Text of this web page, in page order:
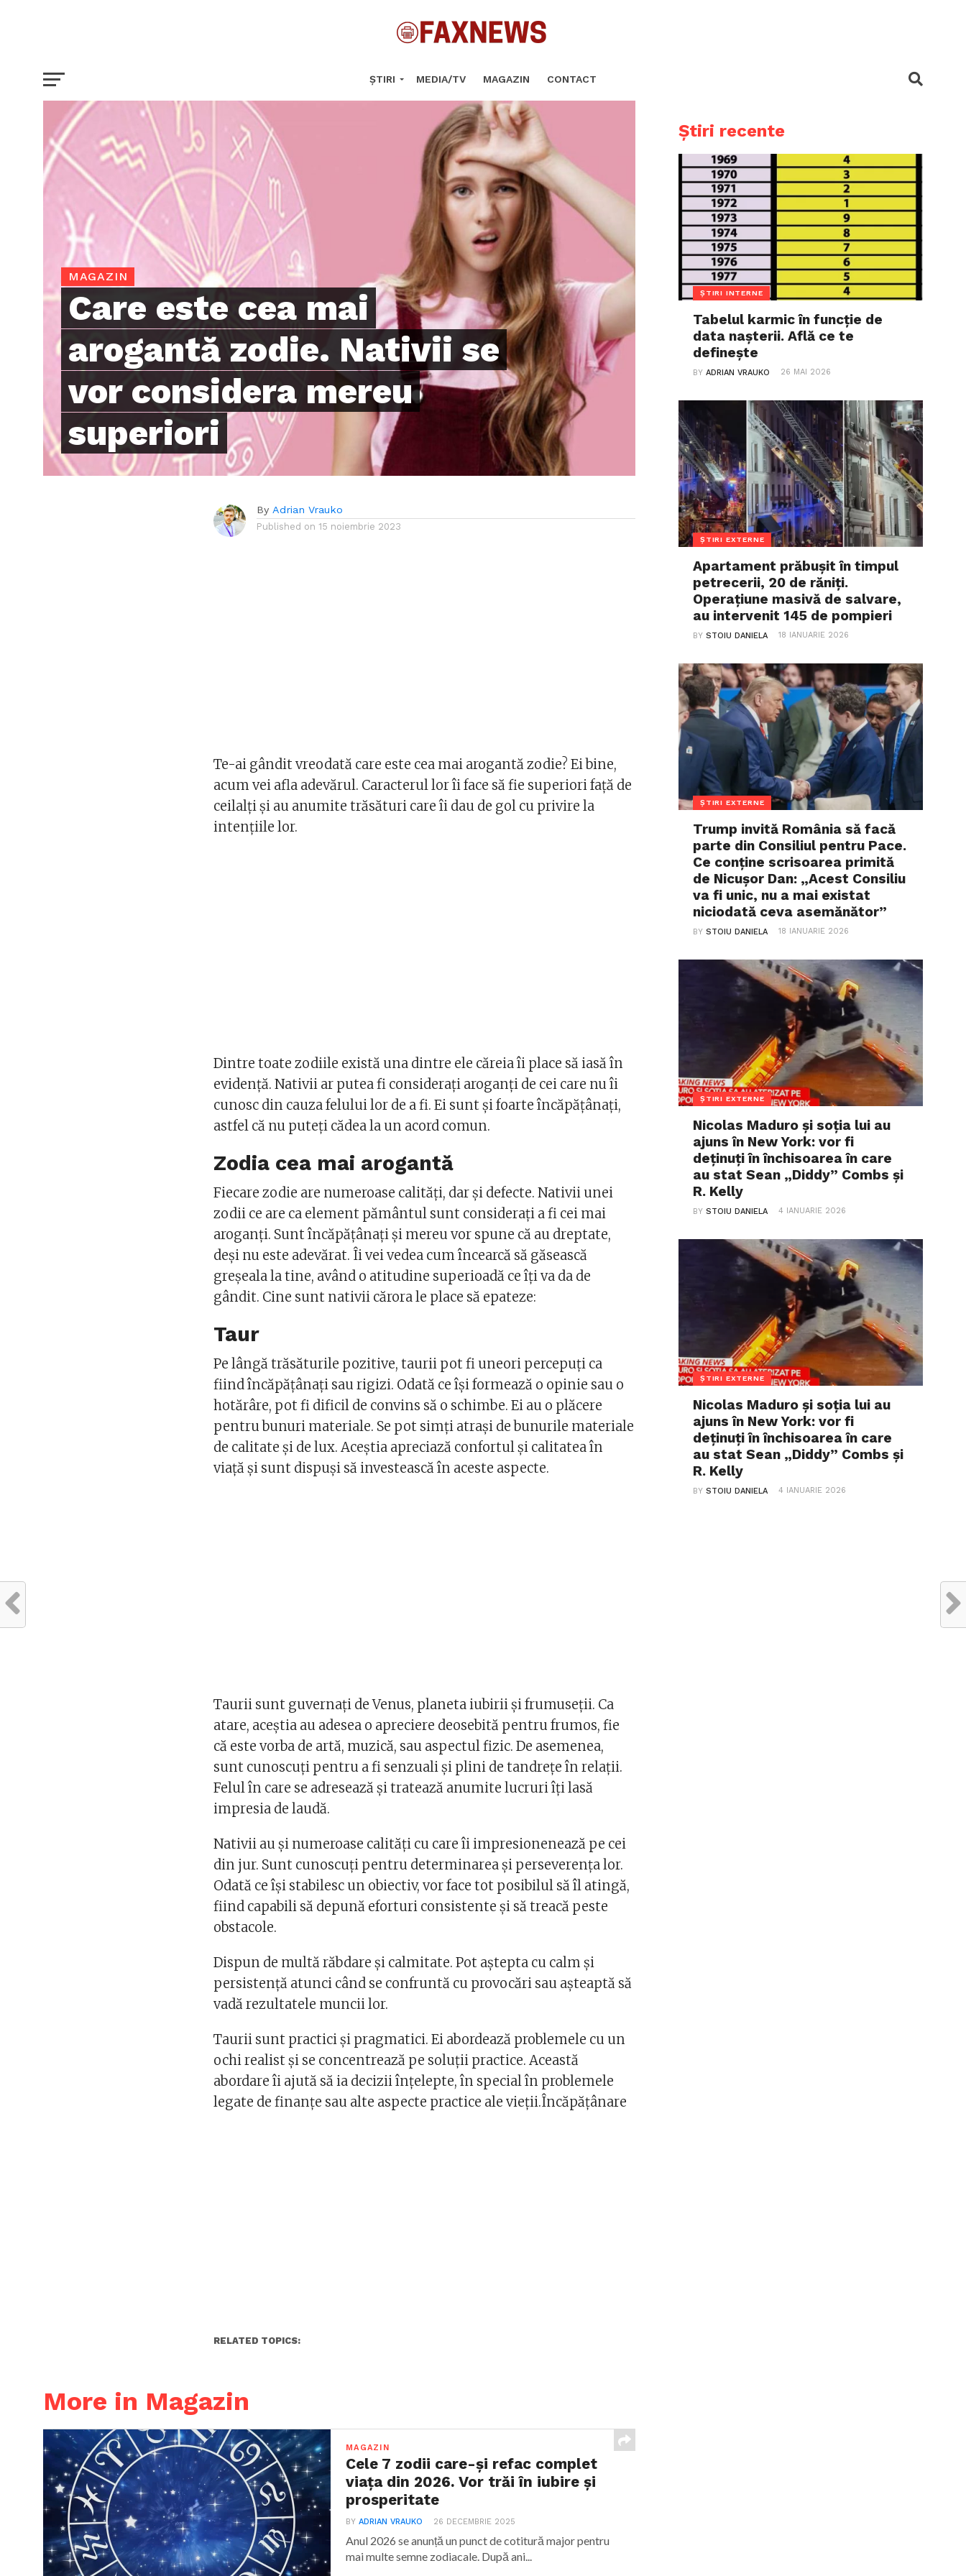
ȘTIRI MEDIA/TV MAGAZIN CONTACT
MAGAZIN
Care este cea mai
arogantă zodie. Nativii se
vor considera mereu
superiori
By Adrian Vrauko
Published on 15 noiembrie 2023
Te-ai gândit vreodată care este cea mai arogantă zodie? Ei bine,
acum vei afla adevărul. Caracterul lor îi face să fie superiori față de
ceilalți și au anumite trăsături care îi dau de gol cu privire la
intențiile lor.
Dintre toate zodiile există una dintre ele căreia îi place să iasă în
evidență. Nativii ar putea fi considerați aroganți de cei care nu îi
cunosc din cauza felului lor de a fi. Ei sunt și foarte încăpățânați,
astfel că nu puteți cădea la un acord comun.
Zodia cea mai arogantă
Fiecare zodie are numeroase calități, dar și defecte. Nativii unei
zodii ce are ca element pământul sunt considerați a fi cei mai
aroganți. Sunt încăpățânați și mereu vor spune că au dreptate,
deși nu este adevărat. Îi vei vedea cum încearcă să găsească
greșeala la tine, având o atitudine superioadă ce îți va da de
gândit. Cine sunt nativii cărora le place să epateze:
Taur
Pe lângă trăsăturile pozitive, taurii pot fi uneori percepuți ca
fiind încăpățânați sau rigizi. Odată ce își formează o opinie sau o
hotărâre, pot fi dificil de convins să o schimbe. Ei au o plăcere
pentru bunuri materiale. Se pot simți atrași de bunurile materiale
de calitate și de lux. Aceștia apreciază confortul și calitatea în
viață și sunt dispuși să investească în aceste aspecte.
Taurii sunt guvernați de Venus, planeta iubirii și frumuseții. Ca
atare, aceștia au adesea o apreciere deosebită pentru frumos, fie
că este vorba de artă, muzică, sau aspectul fizic. De asemenea,
sunt cunoscuți pentru a fi senzuali și plini de tandrețe în relații.
Felul în care se adresează și tratează anumite lucruri îți lasă
impresia de laudă.
Nativii au și numeroase calități cu care îi impresionenează pe cei
din jur. Sunt cunoscuți pentru determinarea și perseverența lor.
Odată ce își stabilesc un obiectiv, vor face tot posibilul să îl atingă,
fiind capabili să depună eforturi consistente și să treacă peste
obstacole.
Dispun de multă răbdare și calmitate. Pot aștepta cu calm și
persistență atunci când se confruntă cu provocări sau așteaptă să
vadă rezultatele muncii lor.
Taurii sunt practici și pragmatici. Ei abordează problemele cu un
ochi realist și se concentrează pe soluții practice. Această
abordare îi ajută să ia decizii înțelepte, în special în problemele
legate de finanțe sau alte aspecte practice ale vieții.Încăpățânare
RELATED TOPICS:
More in Magazin
MAGAZIN
Cele 7 zodii care-și refac complet
viața din 2026. Vor trăi în iubire și
prosperitate
BYADRIAN VRAUKO 26 DECEMBRIE 2025
Anul 2026 se anunță un punct de cotitură major pentru
mai multe semne zodiacale. După ani...
Știri recente
ȘTIRI INTERNE
Tabelul karmic în funcție de
data nașterii. Află ce te
definește
BYADRIAN VRAUKO 26 MAI 2026
ȘTIRI EXTERNE
Apartament prăbușit în timpul
petrecerii, 20 de răniți.
Operațiune masivă de salvare,
au intervenit 145 de pompieri
BYSTOIU DANIELA 18 IANUARIE 2026
ȘTIRI EXTERNE
Trump invită România să facă
parte din Consiliul pentru Pace.
Ce conține scrisoarea primită
de Nicușor Dan: „Acest Consiliu
va fi unic, nu a mai existat
niciodată ceva asemănător”
BYSTOIU DANIELA 18 IANUARIE 2026
ȘTIRI EXTERNE
Nicolas Maduro și soția lui au
ajuns în New York: vor fi
deținuți în închisoarea în care
au stat Sean „Diddy” Combs și
R. Kelly
BYSTOIU DANIELA 4 IANUARIE 2026
ȘTIRI EXTERNE
Nicolas Maduro și soția lui au
ajuns în New York: vor fi
deținuți în închisoarea în care
au stat Sean „Diddy” Combs și
R. Kelly
BYSTOIU DANIELA 4 IANUARIE 2026